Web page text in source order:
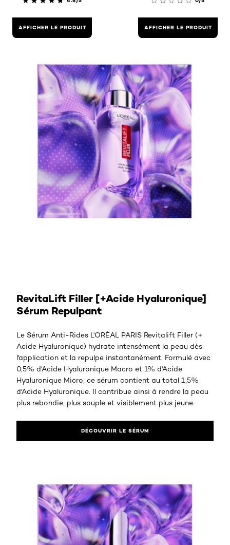
AFFICHER LE PRODUIT AFFICHER LE PRODUIT
RevitaLift Filler [+Acide Hyaluronique]
Sérum Repulpant
Le Sérum Anti-Rides L'ORÉAL PARIS Revitalift Filler (+
Acide Hyaluronique) hydrate intensément la peau dès
l'application et la repulpe instantanément. Formulé avec
0,5% d'Acide Hyaluronique Macro et 1% d'Acide
Hyaluronique Micro, ce sérum contient au total 1,5%
d'Acide Hyaluronique. Il contribue ainsi à rendre la peau
plus rebondie, plus souple et visiblement plus jeune.
DÉCOUVRIR LE SÉRUM